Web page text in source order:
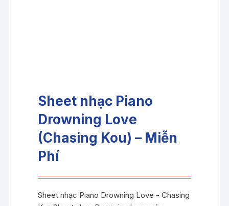
Sheet nhạc Piano
Drowning Love
(Chasing Kou) – Miễn
Phí
Sheet nhạc Piano Drowning Love - Chasing